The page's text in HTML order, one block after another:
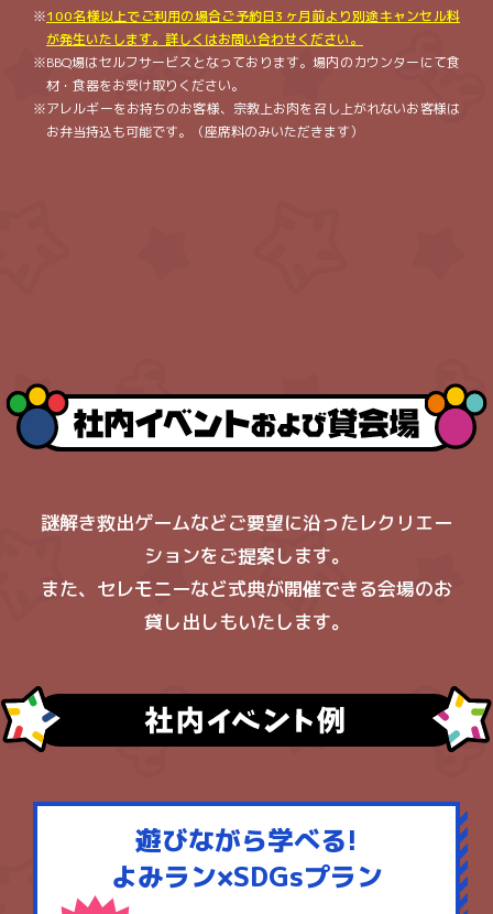
100名様以上でご利用の場合ご予約日3ヶ月前より別途キャンセル料
が発生いたします。詳しくはお問い合わせください。
BBQ場はセルフサービスとなっております。場内のカウンターにて食
材・食器をお受け取りください。
アレルギーをお持ちのお客様、宗教上お肉を召し上がれないお客様は
お弁当持込も可能です。（座席料のみいただきます）
謎解き救出ゲームなどご要望に沿ったレクリエー
ションをご提案します。
また、セレモニーなど式典が開催できる会場のお
貸し出しもいたします。
遊びながら学べる!
よみラン×SDGsプラン